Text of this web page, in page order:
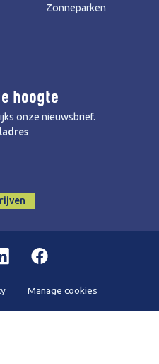
Zonneparken
hoogte
onze nieuwsbrief.
Manage cookies